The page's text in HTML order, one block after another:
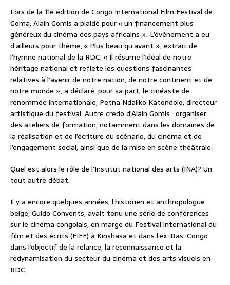
Lors de la 11è édition de Congo International Film Festival de
Goma, Alain Gomis a plaidé pour « un financement plus
généreux du cinéma des pays africains ». L’événement a eu
d’ailleurs pour thème, « Plus beau qu’avant », extrait de
l’hymne national de la RDC. « Il résume l’idéal de notre
héritage national et reflète les questions fascinantes
relatives à l’avenir de notre nation, de notre continent et de
notre monde », a déclaré, pour sa part, le cinéaste de
renommée internationale, Petna Ndaliko Katondolo, directeur
artistique du festival. Autre credo d’Alain Gomis : organiser
des ateliers de formation, notamment dans les domaines de
la réalisation et de l’écriture du scénario, du cinéma et de
l’engagement social, ainsi que de la mise en scène théâtrale.
Quel est alors le rôle de l’Institut national des arts (INA)? Un
tout autre débat.
Il y a encore quelques années, l’historien et anthropologue
belge, Guido Convents, avait tenu une série de conférences
sur le cinéma congolais, en marge du Festival international du
film et des écrits (FIFE) à Kinshasa et dans l’ex-Bas-Congo
dans l’objectif de la relance, la reconnaissance et la
redynamisation du secteur du cinéma et des arts visuels en
RDC.